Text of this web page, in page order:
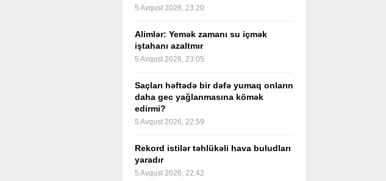
5 Avqust 2026, 23:20
Alimlər: Yemək zamanı su içmək
iştahanı azaltmır
5 Avqust 2026, 23:05
Saçları həftədə bir dəfə yumaq onların
daha gec yağlanmasına kömək
edirmi?
5 Avqust 2026, 22:59
Rekord istilər təhlükəli hava buludları
yaradır
5 Avqust 2026, 22:42